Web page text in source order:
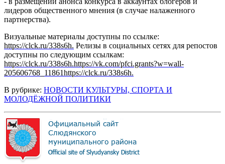
лидеров общественного мнения (в случае налаженного
партнерства).
Визуальные материалы доступны по ссылке:
https://clck.ru/338s6h. Релизы в социальных сетях для репостов
доступны по следующим ссылкам:
https://clck.ru/338s6h.https://vk.com/pfci.grants?w=wall-
205606768_11861https://clck.ru/338s6h.
В рубрике: НОВОСТИ КУЛЬТУРЫ, СПОРТА И
МОЛОДЁЖНОЙ ПОЛИТИКИ